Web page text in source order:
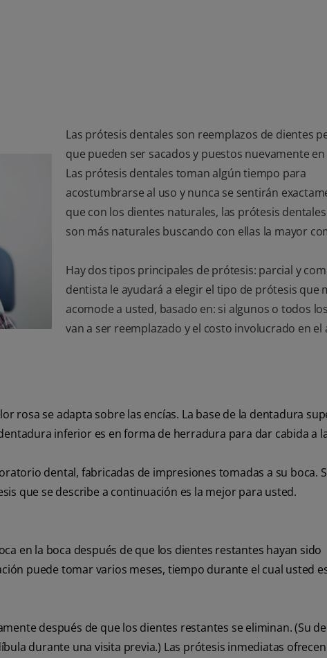
Las prótesis dentales son reemplazos de dientes
que pueden ser sacados y puestos nuevamente
Las prótesis dentales toman algún tiempo para
acostumbrarse al uso y nunca se sentirán
que con los dientes naturales, las prótesis
son más naturales buscando con ellas la mayor
Hay dos tipos principales de prótesis: parcial y
dentista le ayudará a elegir el tipo de prótesis que
acomode a usted, basado en: si algunos o todos
van a ser reemplazado y el costo involucrado en el
rosa se adapta sobre las encías. La base de la dentadura
inferior es en forma de herradura para dar cabida a
dental, fabricadas de impresiones tomadas a su boca.
que se describe a continuación es la mejor para usted.
en la boca después de que los dientes restantes hayan sido
puede tomar varios meses, tiempo durante el cual usted
después de que los dientes restantes se eliminan. (Su
durante una visita previa.) Las prótesis inmediatas